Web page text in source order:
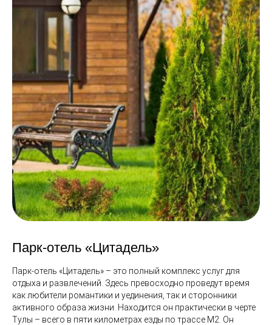
Парк-отель «Цитадель»
Парк-отель «Цитадель» – это полный комплекс услуг для
отдыха и развлечений. Здесь превосходно проведут время
как любители романтики и уединения, так и сторонники
активного образа жизни. Находится он практически в черте
Тулы – всего в пяти километрах езды по трассе М2. Он